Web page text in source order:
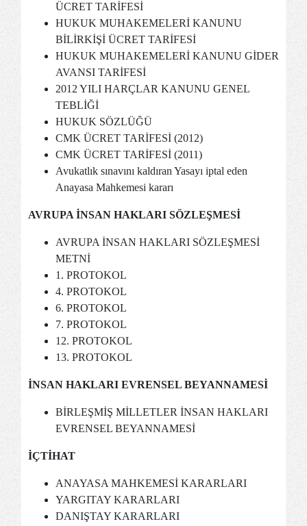
ÜCRET TARİFESİ
HUKUK MUHAKEMELERİ KANUNU
BİLİRKİŞİ ÜCRET TARİFESİ
HUKUK MUHAKEMELERİ KANUNU GİDER
AVANSI TARİFESİ
2012 YILI HARÇLAR KANUNU GENEL
TEBLİĞİ
HUKUK SÖZLÜĞÜ
CMK ÜCRET TARİFESİ (2012)
CMK ÜCRET TARİFESİ (2011)
Avukatlık sınavını kaldıran Yasayı iptal eden
Anayasa Mahkemesi kararı
AVRUPA İNSAN HAKLARI SÖZLEŞMESİ
AVRUPA İNSAN HAKLARI SÖZLEŞMESİ
METNİ
1. PROTOKOL
4. PROTOKOL
6. PROTOKOL
7. PROTOKOL
12. PROTOKOL
13. PROTOKOL
İNSAN HAKLARI EVRENSEL BEYANNAMESİ
BİRLEŞMİŞ MİLLETLER İNSAN HAKLARI
EVRENSEL BEYANNAMESİ
İÇTİHAT
ANAYASA MAHKEMESİ KARARLARI
YARGITAY KARARLARI
DANIŞTAY KARARLARI